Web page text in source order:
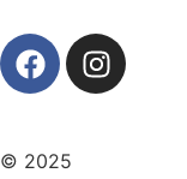
© 2025